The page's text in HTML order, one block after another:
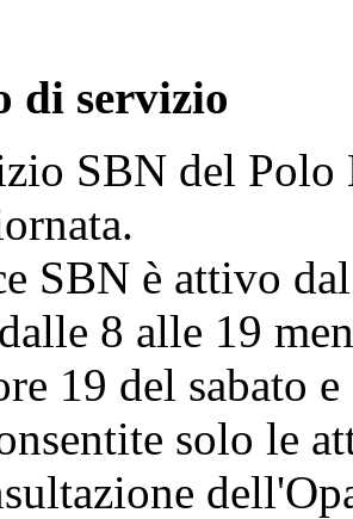
di servizio
SBN del Polo
SBN è attivo
8 alle 19
19 del sabato
solo le